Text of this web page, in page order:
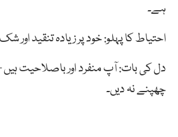
ہے۔
احتیاط کا پہلو: خود پر زیادہ تنقید اور
دل کی بات: آپ منفرد اور باصلاحیت ہیں
چھپنے نہ دیں۔